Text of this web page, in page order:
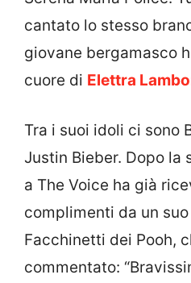
cantato lo stesso
giovane bergamasco
cuore di Elettra
Tra i suoi idoli ci sono
Justin Bieber. Dopo la
a The Voice ha già
complimenti da un
Facchinetti dei Pooh,
commentato: